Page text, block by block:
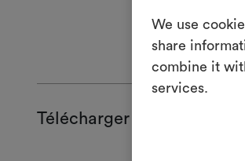
We use
share
combine it
services.
Télécharger